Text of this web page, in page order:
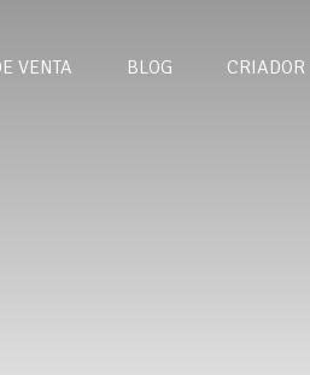
VENTA BLOG CRIADOR